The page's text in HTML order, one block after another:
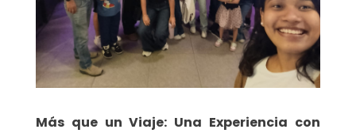
Más que un Viaje: Una Experiencia con